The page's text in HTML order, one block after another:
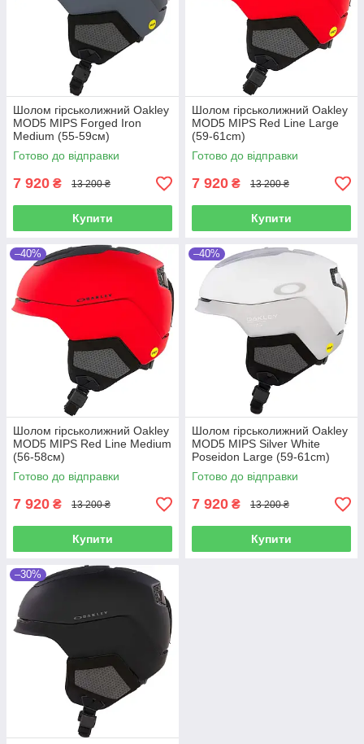
Шолом гірськолижний Oakley
MOD5 MIPS Forged Iron
Medium (55-59см)
Готово до відправки
7 920 ₴ 13 200 ₴
Купити
Шолом гірськолижний Oakley
MOD5 MIPS Red Line Large
(59-61cm)
Готово до відправки
7 920 ₴ 13 200 ₴
Купити
–40%
Шолом гірськолижний Oakley
MOD5 MIPS Red Line Medium
(56-58см)
Готово до відправки
7 920 ₴ 13 200 ₴
Купити
–40%
Шолом гірськолижний Oakley
MOD5 MIPS Silver White
Poseidon Large (59-61cm)
Готово до відправки
7 920 ₴ 13 200 ₴
Купити
–30%